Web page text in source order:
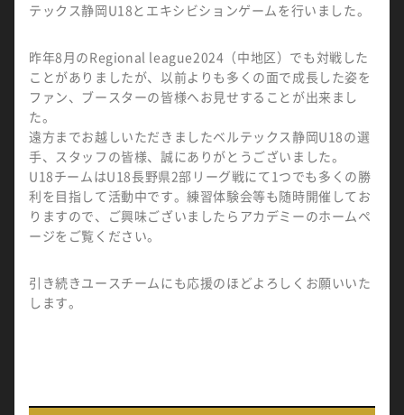
テックス静岡U18とエキシビションゲームを行いました。
昨年8月のRegional league2024（中地区）でも対戦した
ことがありましたが、以前よりも多くの面で成長した姿を
ファン、ブースターの皆様へお見せすることが出来まし
た。
遠方までお越しいただきましたベルテックス静岡U18の選
手、スタッフの皆様、誠にありがとうございました。
U18チームはU18長野県2部リーグ戦にて1つでも多くの勝
利を目指して活動中です。練習体験会等も随時開催してお
りますので、ご興味ございましたらアカデミーのホームペ
ージをご覧ください。
引き続きユースチームにも応援のほどよろしくお願いいた
します。